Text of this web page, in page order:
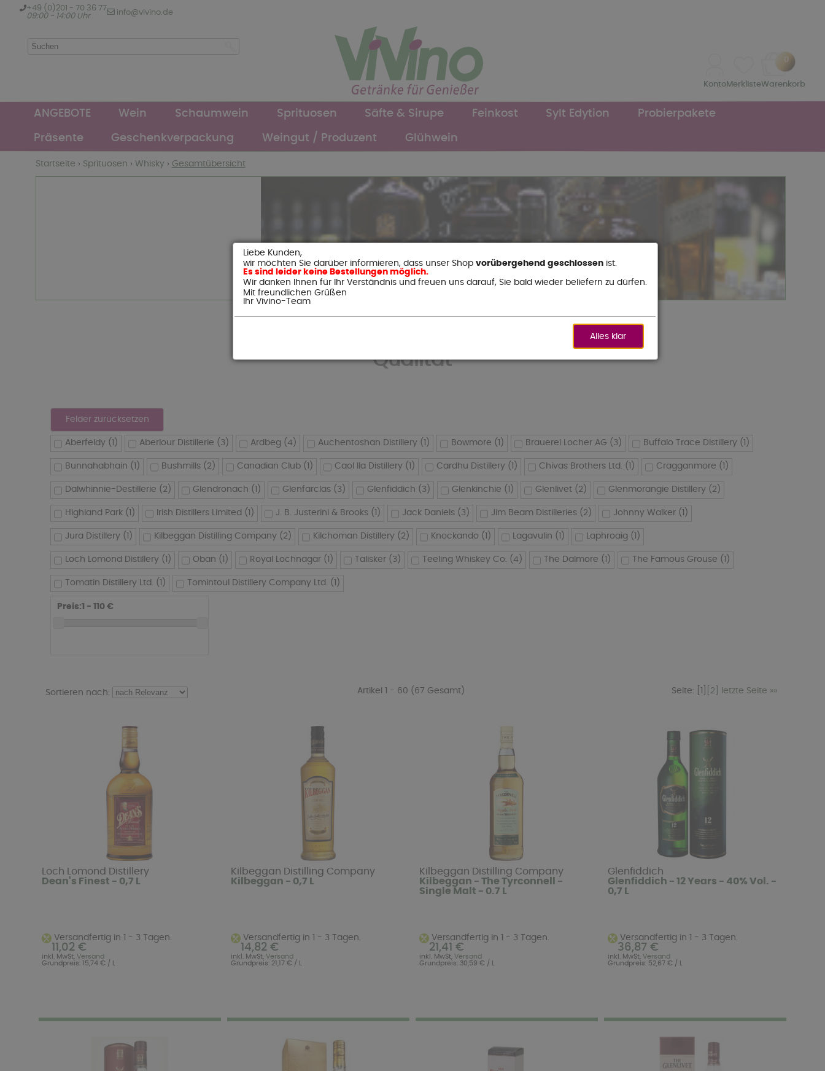
+49 (0)201 - 70 36 77
09:00 - 14:00 Uhr
info@vivino.de
0
Warenkorb
Merkliste
Konto
ANGEBOTE Wein Schaumwein Sprituosen Säfte & Sirupe Feinkost Sylt Edytion Probierpakete
Präsente Geschenkverpackung Weingut / Produzent Glühwein
Startseite › Sprituosen › Whisky › Gesamtübersicht
Qualität
Aberfeldy (1) Aberlour Distillerie (3) Ardbeg (4) Auchentoshan Distillery (1) Bowmore (1) Brauerei Locher AG (3) Buffalo Trace Distillery (1)
Bunnahabhain (1) Bushmills (2) Canadian Club (1) Caol Ila Distillery (1) Cardhu Distillery (1) Chivas Brothers Ltd. (1) Cragganmore (1)
Dalwhinnie-Destillerie (2) Glendronach (1) Glenfarclas (3) Glenfiddich (3) Glenkinchie (1) Glenlivet (2) Glenmorangie Distillery (2)
Highland Park (1) Irish Distillers Limited (1) J. B. Justerini & Brooks (1) Jack Daniels (3) Jim Beam Distilleries (2) Johnny Walker (1)
Jura Distillery (1) Kilbeggan Distilling Company (2) Kilchoman Distillery (2) Knockando (1) Lagavulin (1) Laphroaig (1)
Loch Lomond Distillery (1) Oban (1) Royal Lochnagar (1) Talisker (3) Teeling Whiskey Co. (4) The Dalmore (1) The Famous Grouse (1)
Tomatin Distillery Ltd. (1) Tomintoul Distillery Company Ltd. (1)
Preis:1 - 110 €
Sortieren nach: Artikel 1 - 60 (67 Gesamt) Seite: [1] [2] letzte Seite »»
Loch Lomond Distillery
Dean's Finest - 0,7 L
Versandfertig in 1 - 3 Tagen.
11,02 €
inkl. MwSt,Versand
Grundpreis: 15,74 € / L
Kilbeggan Distilling Company
Kilbeggan - 0,7 L
Versandfertig in 1 - 3 Tagen.
14,82 €
inkl. MwSt, Versand
Grundpreis: 21,17 € / L
Kilbeggan Distilling Company
Kilbeggan - The Tyrconnell -
Single Malt - 0.7 L
Versandfertig in 1 - 3 Tagen.
21,41 €
inkl. MwSt, Versand
Grundpreis: 30,59 € / L
Glenfiddich
Glenfiddich - 12 Years - 40% Vol. -
0,7 L
Versandfertig in 1 - 3 Tagen.
36,87 €
inkl. MwSt, Versand
Grundpreis: 52,67 € / L
Liebe Kunden,
wir möchten Sie darüber informieren, dass unser Shopvorübergehend geschlossen ist.
Es sind leider keine Bestellungen möglich.
Wir danken Ihnen für Ihr Verständnis und freuen uns darauf, Sie bald wieder beliefern zu dürfen.
Mit freundlichen Grüßen
Ihr Vivino-Team
Alles klar